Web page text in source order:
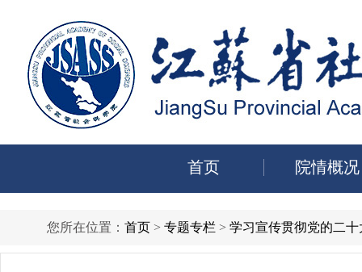
首页 院情概况
您所在位置： 首页 > 专题专栏 > 学习宣传贯彻党的二十